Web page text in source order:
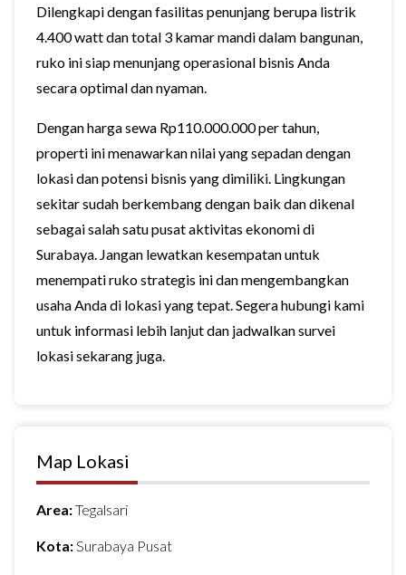
Dilengkapi dengan fasilitas penunjang berupa listrik
4.400 watt dan total 3 kamar mandi dalam bangunan,
ruko ini siap menunjang operasional bisnis Anda
secara optimal dan nyaman.
Dengan harga sewa Rp110.000.000 per tahun,
properti ini menawarkan nilai yang sepadan dengan
lokasi dan potensi bisnis yang dimiliki. Lingkungan
sekitar sudah berkembang dengan baik dan dikenal
sebagai salah satu pusat aktivitas ekonomi di
Surabaya. Jangan lewatkan kesempatan untuk
menempati ruko strategis ini dan mengembangkan
usaha Anda di lokasi yang tepat. Segera hubungi kami
untuk informasi lebih lanjut dan jadwalkan survei
lokasi sekarang juga.
Map Lokasi
Area:Tegalsari
Kota:Surabaya Pusat